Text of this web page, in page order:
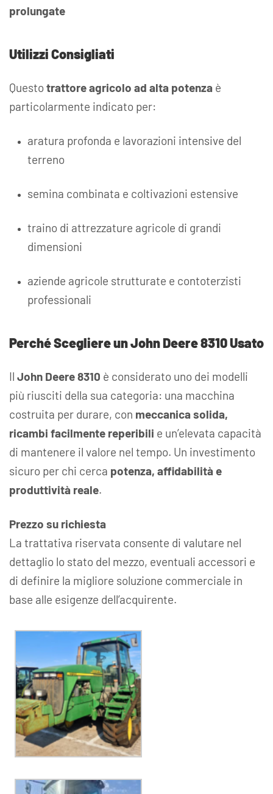
prolungate
Utilizzi Consigliati
Questo trattore agricolo ad alta potenza è
particolarmente indicato per:
aratura profonda e lavorazioni intensive del
terreno
semina combinata e coltivazioni estensive
traino di attrezzature agricole di grandi
dimensioni
aziende agricole strutturate e contoterzisti
professionali
Perché Scegliere un John Deere 8310 Usato
Il John Deere 8310 è considerato uno dei modelli
più riusciti della sua categoria: una macchina
costruita per durare, con meccanica solida,
ricambi facilmente reperibili e un’elevata capacità
di mantenere il valore nel tempo. Un investimento
sicuro per chi cerca potenza, affidabilità e
produttività reale.
Prezzo su richiesta
La trattativa riservata consente di valutare nel
dettaglio lo stato del mezzo, eventuali accessori e
di definire la migliore soluzione commerciale in
base alle esigenze dell’acquirente.